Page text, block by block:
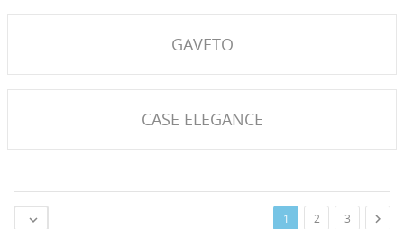
GAVETO
CASE ELEGANCE
 1 2 3 